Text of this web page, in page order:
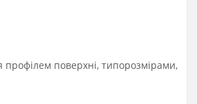
профілем поверхні, типорозмірами,